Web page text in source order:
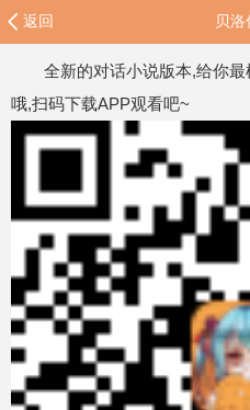
返回 贝洛
全新的对话小说版本,给你
哦,扫码下载APP观看吧~